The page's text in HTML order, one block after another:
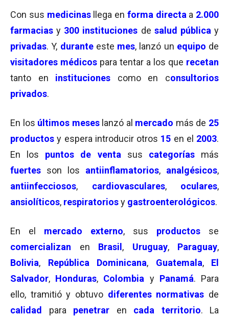
Con sus medicinas llega en forma directa a 2.000
farmacias y 300 instituciones de salud pública y
privadas. Y, durante este mes, lanzó un equipo de
visitadores médicos para tentar a los que recetan
tanto en instituciones como en consultorios
privados.
En los últimos meseslanzó al mercado más de 25
productos y espera introducir otros 15 en el 2003.
En los puntos de venta sus categorías
más
fuertes son los antiinflamatorios, analgésicos,
antiinfecciosos, cardiovasculares, oculares,
ansiolíticos, respiratoriosy gastroenterológicos.
En el mercado externo, sus productos
se
comercializan
en Brasil , Uruguay, Paraguay,
Bolivia, República Dominicana, Guatemala, El
Salvador, Honduras, Colombia y Panamá. Para
ello, tramitió y obtuvo diferentes normativas de
calidad
para penetrar en cada territorio. La